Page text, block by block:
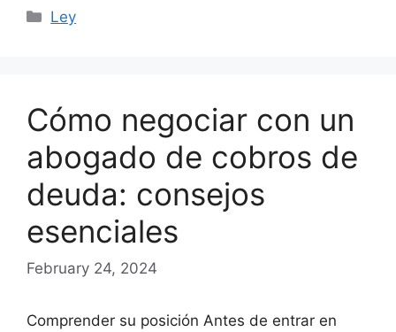
Categories
Ley
Cómo negociar con un
abogado de cobros de
deuda: consejos
esenciales
February 24, 2024
Comprender su posición Antes de entrar en